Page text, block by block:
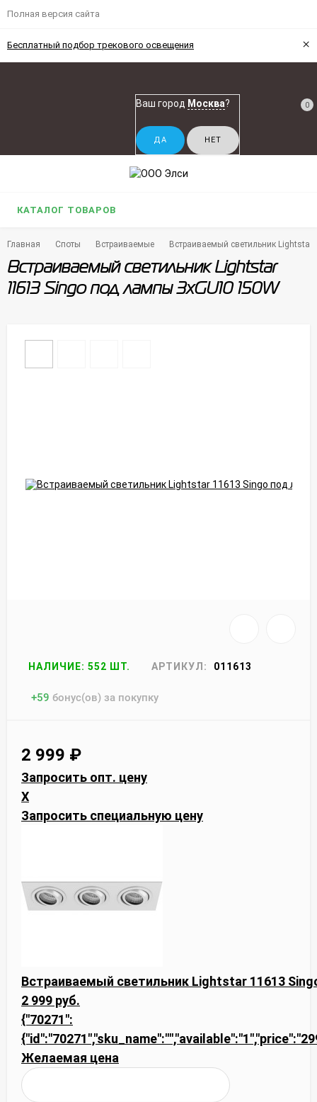
Полная версия сайта
Бесплатный подбор трекового освещения ×
Ваш город Москва? 0
КАТАЛОГ ТОВАРОВ
Главная Споты Встраиваемые Встраиваемый светильник
Встраиваемый светильник Lightstar
11613 Singo под лампы 3xGU10 150W
НАЛИЧИЕ: 552 ШТ. АРТИКУЛ: 011613
+59 бонус(ов) за покупку
2 999 ₽
Запросить опт. цену
X
Запросить специальную цену
Встраиваемый светильник Lightstar 11613
2 999 руб.
{"70271":
Желаемая цена